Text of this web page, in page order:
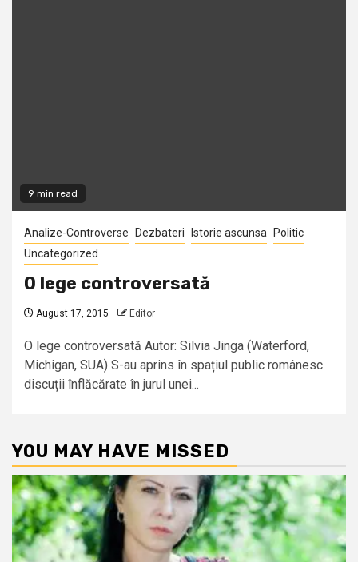
9 min read
Analize-Controverse Dezbateri Istorie ascunsa
Politic
Uncategorized
O lege controversată
August 17, 2015 Editor
O lege controversată Autor: Silvia Jinga (Waterford,
Michigan, SUA) S-au aprins în spațiul public românesc
discuții înflăcărate în jurul unei...
YOU MAY HAVE MISSED